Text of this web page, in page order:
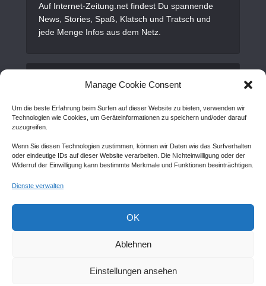
Manage Cookie Consent
Um die beste Erfahrung beim Surfen auf dieser Website zu bieten, verwenden wir
Technologien wie Cookies, um Geräteinformationen zu speichern und/oder darauf
zuzugreifen.
Wenn Sie diesen Technologien zustimmen, können wir Daten wie das Surfverhalten
oder eindeutige IDs auf dieser Website verarbeiten. Die Nichteinwilligung oder der
Widerruf der Einwilligung kann bestimmte Merkmale und Funktionen beeinträchtigen.
Dienste verwalten
OK
Ablehnen
Einstellungen ansehen
Auf Internet-Zeitung.net findest Du spannende
News, Stories, Spaß, Klatsch und Tratsch und
jede Menge Infos aus dem Netz.
Alles Wichtige
Gastartikel
AGB
Sitemap
Awantego.com